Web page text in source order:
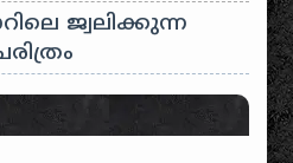
ജ്വലിക്കുന്ന